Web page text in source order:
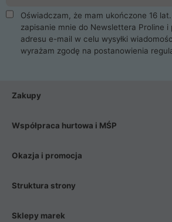
takie jak procesory, karty graficzne, płyty
dyski SSD, M.2 oraz HDD. Nasi
najlepszy zasilacz komputerowy oraz
Poza komputerami mamy również
Smartfony takich producentów jak
wentylatory. Na koniec mając już to
Oświadczam, że mam ukończone 16
zapisanie mnie do Newslettera Proline
adresu e-mail w celu wysyłki
wyrażam zgodę na postanowienia
Zakupy
Współpraca hurtowa i MŚP
Okazja i promocja
Struktura strony
Sklepy marek